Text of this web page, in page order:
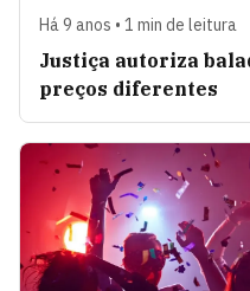
Há 9 anos • 1 min de leitura
Justiça autoriza
preços diferentes